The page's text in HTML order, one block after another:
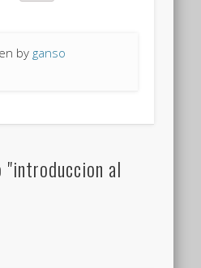
by ganso
"introduccion al